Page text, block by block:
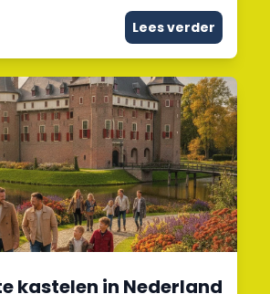
Lees verder
kastelen in Nederland